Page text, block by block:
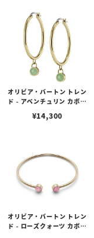
オリビア・バートン トレン
ド - アベンチュリン カボシ
ーン フープ ピアス
¥14,300
オリビア・バートン トレン
ド - ローズクォーツ カボシ